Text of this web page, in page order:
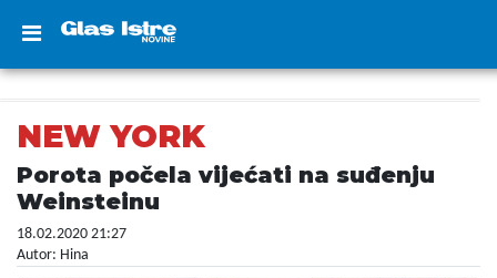
NEW YORK
Porota počela vijećati na suđenju
Weinsteinu
18.02.2020 21:27
Autor: Hina